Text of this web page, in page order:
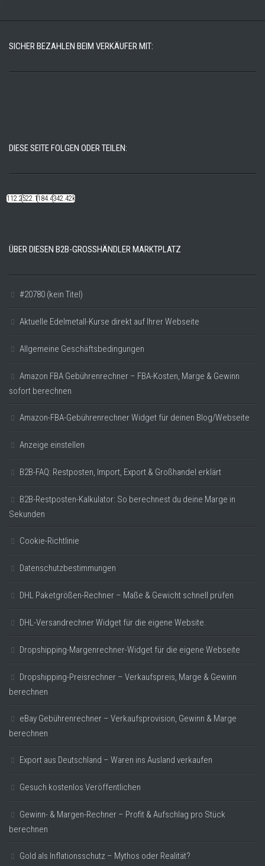
SICHER BEZAHLEN BEIM VERKÄUFER MIT:
DIESE SEITE FOLGEN ODER TEILEN:
112.22k522.14k184.48k342.42k
ÜBER DIESEN B2B-GROSSHÄNDLER MARKTPLATZ
#20780 (kein Titel)
Aktuelle Edelmetall-Kurse direkt auf Ihrer Webseite
Allgemeine Geschäftsbedingungen
Amazon FBA Gebührenrechner – FBA-Kosten, Marge & Gewinn
sofort berechnen
Amazon-FBA-Gebührenrechner Widget für deinen Blog/Webseite
Anzeige einstellen
B2B-FAQ: Restposten, Import, Export & Großhandel erklärt
B2B-Restposten-Kalkulator: So berechnest du deine Marge in
Sekunden
Cookie-Richtlinie
Datenschutzbestimmungen
DHL Paketgrößen-Rechner – Maße & Gewicht schnell prüfen
DHL-Versandrechner Widget für die eigene Website.
Dropshipping-Margenrechner-Widget für die eigene Webseite
Dropshipping-Preisrechner – Verkaufspreis, Marge & Gewinn
berechnen
eBay Gebührenrechner – Verkaufsprovision, Gewinn & Marge
berechnen
Export aus Deutschland – Waren ins Ausland verkaufen
Gesuch kostenlos Veröffentlichen
Gewinn- & Margen-Rechner – Profit & Aufschlag pro Stück
berechnen
Gold als Inflationsschutz – Mythos oder Realität?